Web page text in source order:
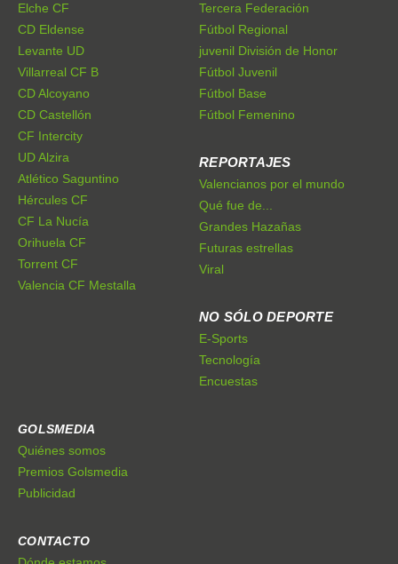
Elche CF
CD Eldense
Levante UD
Villarreal CF B
CD Alcoyano
CD Castellón
CF Intercity
UD Alzira
Atlético Saguntino
Hércules CF
CF La Nucía
Orihuela CF
Torrent CF
Valencia CF Mestalla
Tercera Federación
Fútbol Regional
juvenil División de Honor
Fútbol Juvenil
Fútbol Base
Fútbol Femenino
REPORTAJES
Valencianos por el mundo
Qué fue de...
Grandes Hazañas
Futuras estrellas
Viral
NO SÓLO DEPORTE
E-Sports
Tecnología
Encuestas
GOLSMEDIA
Quiénes somos
Premios Golsmedia
Publicidad
CONTACTO